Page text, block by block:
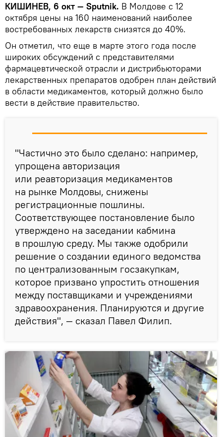
КИШИНЕВ, 6 окт — Sputnik. В Молдове с 12
октября цены на 160 наименований наиболее
востребованных лекарств снизятся до 40%.
Он отметил, что еще в марте этого года после
широких обсуждений с представителями
фармацевтической отрасли и дистрибьюторами
лекарственных препаратов одобрен план действий
в области медикаментов, который должно было
вести в действие правительство.
"Частично это было сделано: например,
упрощена авторизация
или реавторизация медикаментов
на рынке Молдовы, снижены
регистрационные пошлины.
Соответствующее постановление было
утверждено на заседании кабмина
в прошлую среду. Мы также одобрили
решение о создании единого ведомства
по централизованным госзакупкам,
которое призвано упростить отношения
между поставщиками и учреждениями
здравоохранения. Планируются и другие
действия", — сказал Павел Филип.